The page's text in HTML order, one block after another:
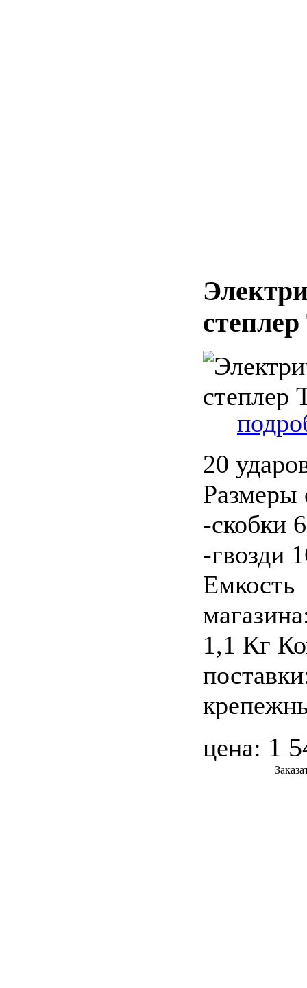
20
Размеры
-скобки
-гвозди
Емкость
1,1 Кг
цена: 1